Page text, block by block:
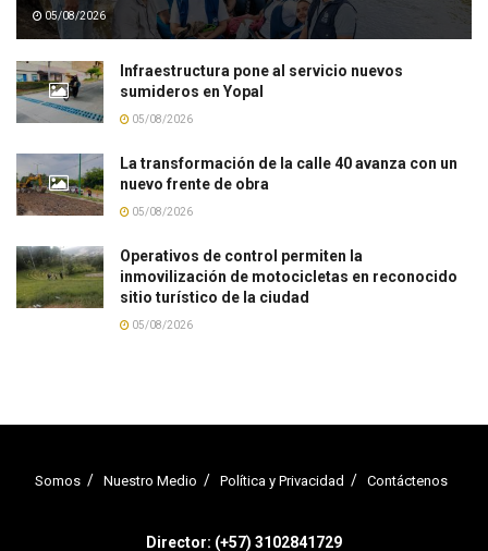
05/08/2026
Infraestructura pone al servicio nuevos
sumideros en Yopal
05/08/2026
La transformación de la calle 40 avanza con un
nuevo frente de obra
05/08/2026
Operativos de control permiten la
inmovilización de motocicletas en reconocido
sitio turístico de la ciudad
05/08/2026
Somos Nuestro Medio Política y Privacidad Contáctenos
Director: (+57) 3102841729